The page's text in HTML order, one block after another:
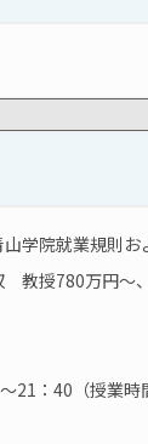
学院就業規則お
教授780万円～
：40（授業時